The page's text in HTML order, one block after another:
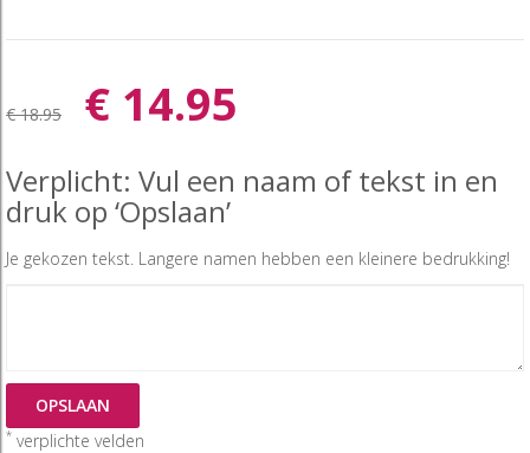
€ 18.95 € 14.95
Verplicht: Vul een naam of tekst in en
druk op ‘Opslaan’
Je gekozen tekst. Langere namen hebben een kleinere bedrukking!
OPSLAAN
* verplichte velden